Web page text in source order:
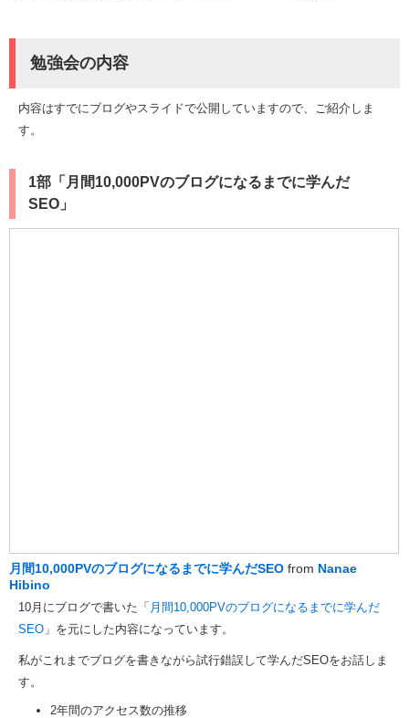
勉強会の内容
内容はすでにブログやスライドで公開していますので、ご紹介しま
す。
1部「月間10,000PVのブログになるまでに学んだ
SEO」
月間10,000PVのブログになるまでに学んだSEO from Nanae
Hibino
10月にブログで書いた「 月間10,000PVのブログになるまでに学んだ
SEO 」を元にした内容になっています。
私がこれまでブログを書きながら試行錯誤して学んだSEOをお話しま
す。
2年間のアクセス数の推移